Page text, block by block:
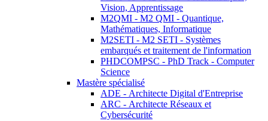
Vision, Apprentissage
M2QMI - M2 QMI - Quantique,
Mathématiques, Informatique
M2SETI - M2 SETI - Systèmes
embarqués et traitement de l'information
PHDCOMPSC - PhD Track - Computer
Science
Mastère spécialisé
ADE - Architecte Digital d'Entreprise
ARC - Architecte Réseaux et
Cybersécurité